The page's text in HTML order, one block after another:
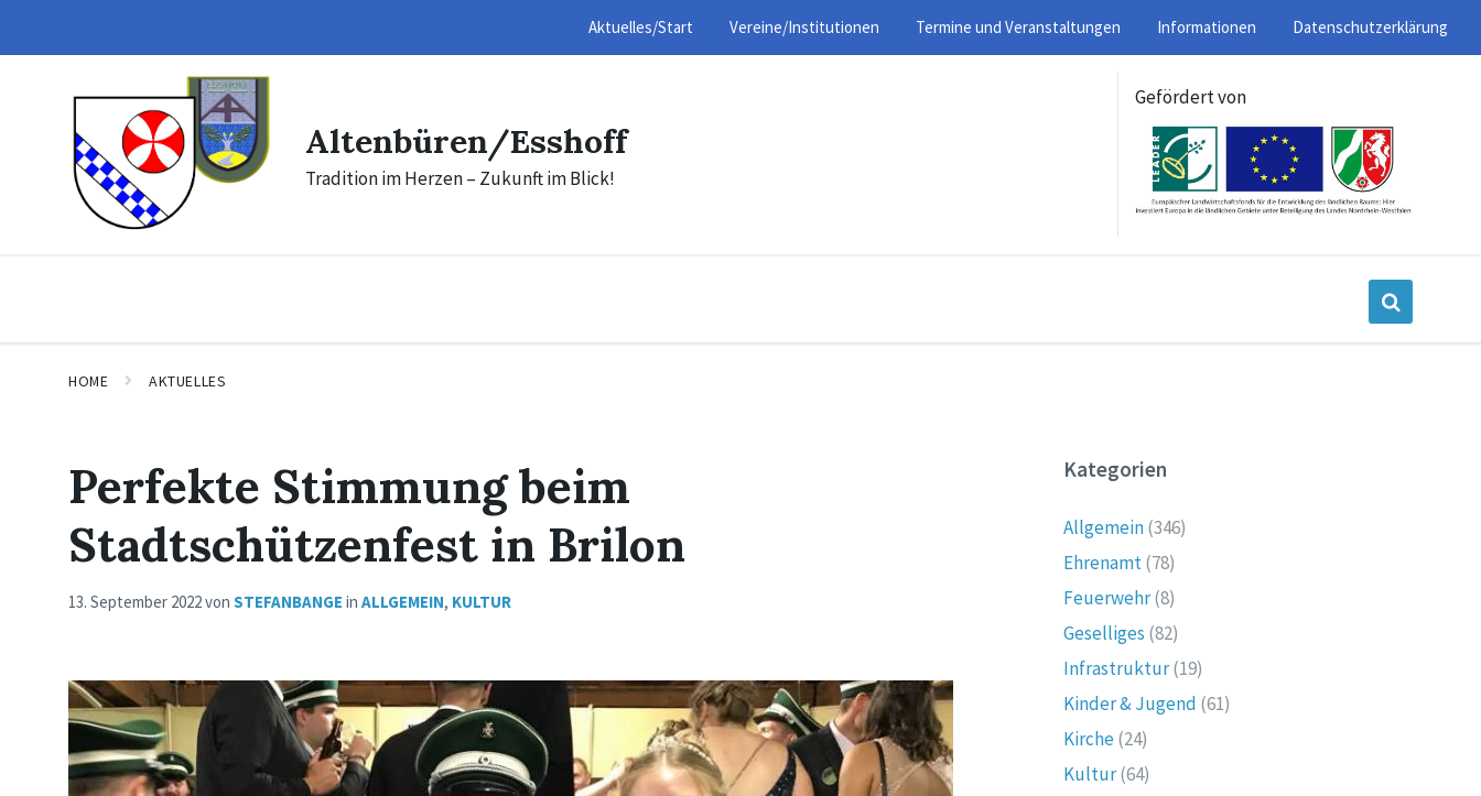
content
footer
Aktuelles/Start Vereine/Institutionen Termine und Veranstaltungen Informationen Datenschutzerklärung
Altenbüren/Esshoff
Tradition im Herzen – Zukunft im Blick!
Gefördert von
HOME AKTUELLES
Perfekte Stimmung beim
Stadtschützenfest in Brilon
13. September 2022von STEFANBANGE in ALLGEMEIN, KULTUR
Kategorien
Allgemein(346)
Ehrenamt(78)
Feuerwehr(8)
Geselliges (82)
Infrastruktur(19)
Kinder & Jugend (61)
Kirche(24)
Kultur(64)